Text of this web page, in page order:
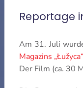
Reportage
Am 31. Juli
Magazins „Łužyca“
Der Film (ca. 30